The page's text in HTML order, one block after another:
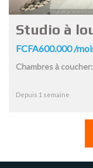
Studio à
FCFA600.000 /
Chambres à coucher:
Depuis 1 semaine